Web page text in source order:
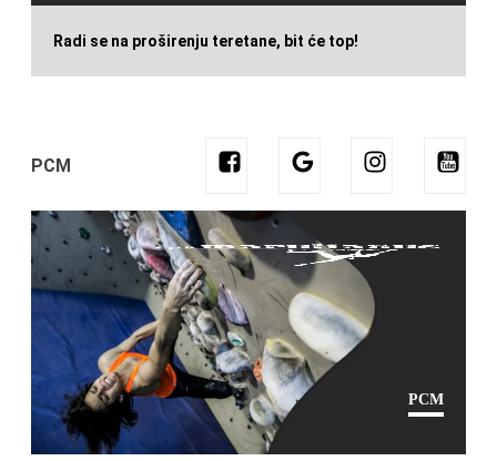
Radi se na proširenju teretane, bit će top!
PCM
PCM